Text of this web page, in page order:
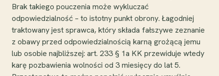
Brak takiego pouczenia może wykluczać
odpowiedzialność – to istotny punkt obrony. Łagodniej
traktowany jest sprawca, który składa fałszywe zeznanie
z obawy przed odpowiedzialnością karną grożącą jemu
lub osobie najbliższej: art. 233 § 1a KK przewiduje wtedy
karę pozbawienia wolności od 3 miesięcy do lat 5.